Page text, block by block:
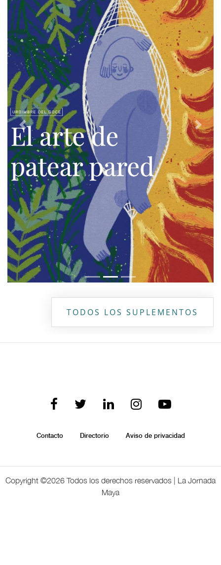
Previous Next
TODOS LOS SUPLEMENTOS
Contacto Directorio Aviso de privacidad
Copyright ©2026 Todos los derechos reservados | La Jornada
Maya